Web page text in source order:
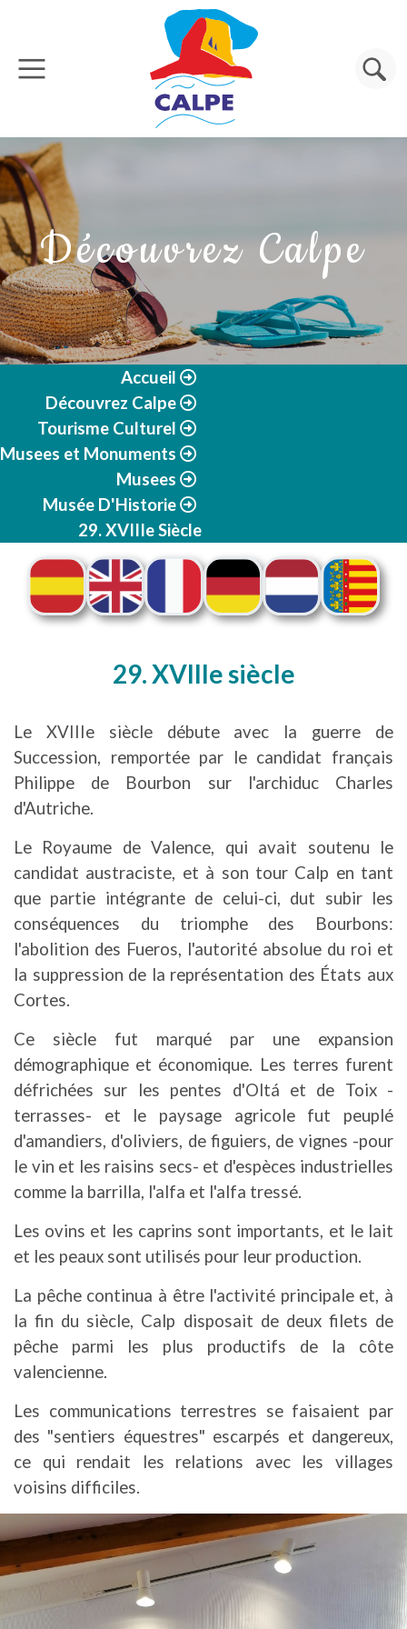
Aller au contenu principal
Rechercher
Découvrez Calpe
Accueil
Découvrez Calpe
Tourisme Culturel
Musees et Monuments
Musees
Musée D'Historie
29. XVIIIe Siècle
29. XVIIIe siècle
Le XVIIIe siècle débute avec la guerre de
Succession, remportée par le candidat français
Philippe de Bourbon sur l'archiduc Charles
d'Autriche.
Le Royaume de Valence, qui avait soutenu le
candidat austraciste, et à son tour Calp en tant
que partie intégrante de celui-ci, dut subir les
conséquences du triomphe des Bourbons:
l'abolition des Fueros, l'autorité absolue du roi et
la suppression de la représentation des États aux
Cortes.
Ce siècle fut marqué par une expansion
démographique et économique. Les terres furent
défrichées sur les pentes d'Oltá et de Toix -
terrasses- et le paysage agricole fut peuplé
d'amandiers, d'oliviers, de figuiers, de vignes -pour
le vin et les raisins secs- et d'espèces industrielles
comme la barrilla, l'alfa et l'alfa tressé.
Les ovins et les caprins sont importants, et le lait
et les peaux sont utilisés pour leur production.
La pêche continua à être l'activité principale et, à
la fin du siècle, Calp disposait de deux filets de
pêche parmi les plus productifs de la côte
valencienne.
Les communications terrestres se faisaient par
des "sentiers équestres" escarpés et dangereux,
ce qui rendait les relations avec les villages
voisins difficiles.